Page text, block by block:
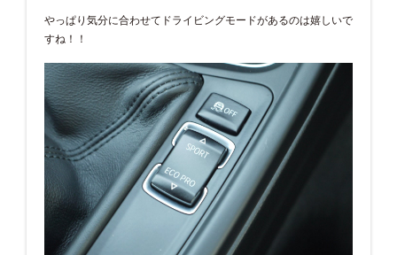
やっぱり気分に合わせてドライビングモードがあるのは嬉しいで
すね！！